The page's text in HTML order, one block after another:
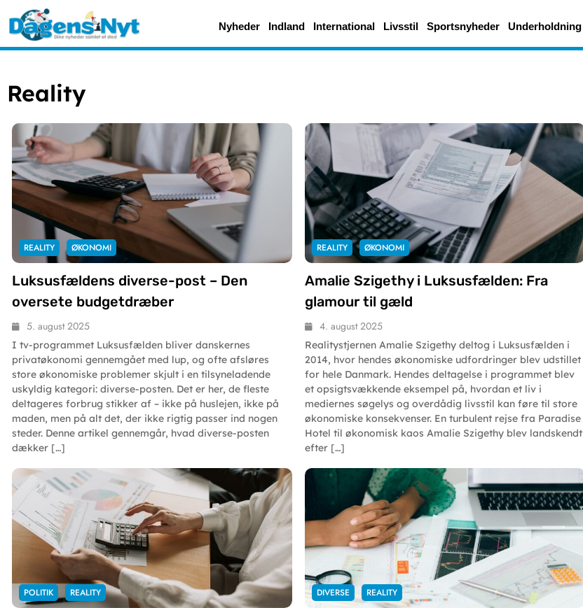
Nyheder Indland International Livsstil Sportsnyheder Underholdning
Reality
REALITY ØKONOMI
Luksusfældens diverse-post – Den
oversete budgetdræber
5. august 2025
I tv-programmet Luksusfælden bliver danskernes
privatøkonomi gennemgået med lup, og ofte afsløres
store økonomiske problemer skjult i en tilsyneladende
uskyldig kategori: diverse-posten. Det er her, de fleste
deltageres forbrug stikker af – ikke på huslejen, ikke på
maden, men på alt det, der ikke rigtig passer ind nogen
steder. Denne artikel gennemgår, hvad diverse-posten
dækker […]
REALITY ØKONOMI
Amalie Szigethy i Luksusfælden: Fra
glamour til gæld
4. august 2025
Realitystjernen Amalie Szigethy deltog i Luksusfælden i
2014, hvor hendes økonomiske udfordringer blev udstillet
for hele Danmark. Hendes deltagelse i programmet blev
et opsigtsvækkende eksempel på, hvordan et liv i
mediernes søgelys og overdådig livsstil kan føre til store
økonomiske konsekvenser. En turbulent rejse fra Paradise
Hotel til økonomisk kaos Amalie Szigethy blev landskendt
efter […]
POLITIK REALITY DIVERSE REALITY